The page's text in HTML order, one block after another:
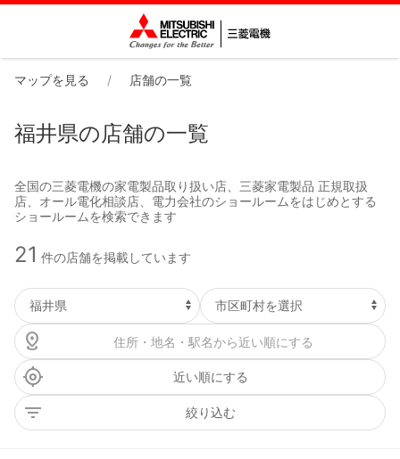
マップを見る 店舗の一覧
福井県の店舗の一覧
全国の三菱電機の家電製品取り扱い店、三菱家電製品 正規取扱
店、オール電化相談店、電力会社のショールームをはじめとする
ショールームを検索できます
21 件の店舗を掲載しています
近い順にする
絞り込む